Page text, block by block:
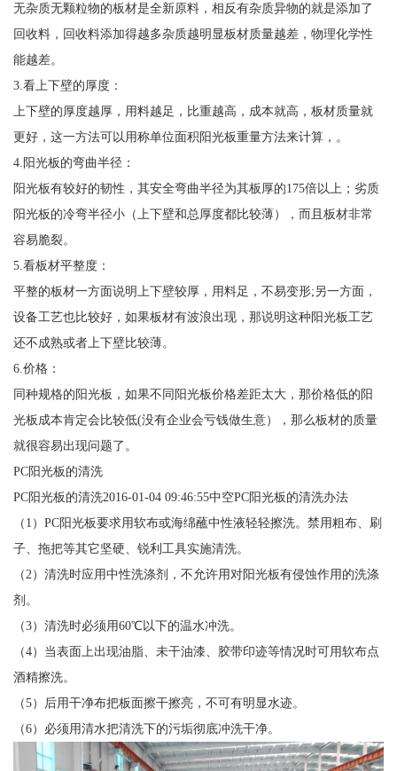
无杂质无颗粒物的板材是全新原料，相反有杂质异物的就是添加了
回收料，回收料添加得越多杂质越明显板材质量越差，物理化学性
能越差。
3.看上下壁的厚度：
上下壁的厚度越厚，用料越足，比重越高，成本就高，板材质量就
更好，这一方法可以用称单位面积阳光板重量方法来计算，。
4.阳光板的弯曲半径：
阳光板有较好的韧性，其安全弯曲半径为其板厚的175倍以上；劣质
阳光板的冷弯半径小（上下壁和总厚度都比较薄），而且板材非常
容易脆裂。
5.看板材平整度：
平整的板材一方面说明上下壁较厚，用料足，不易变形;另一方面，
设备工艺也比较好，如果板材有波浪出现，那说明这种阳光板工艺
还不成熟或者上下壁比较薄。
6.价格：
同种规格的阳光板，如果不同阳光板价格差距太大，那价格低的阳
光板成本肯定会比较低(没有企业会亏钱做生意），那么板材的质量
就很容易出现问题了。
PC阳光板的清洗
PC阳光板的清洗2016-01-04 09:46:55中空PC阳光板的清洗办法
（1）PC阳光板要求用软布或海绵蘸中性液轻轻擦洗。禁用粗布、刷
子、拖把等其它坚硬、锐利工具实施清洗。
（2）清洗时应用中性洗涤剂，不允许用对阳光板有侵蚀作用的洗涤
剂。
（3）清洗时必须用60℃以下的温水冲洗。
（4）当表面上出现油脂、未干油漆、胶带印迹等情况时可用软布点
酒精擦洗。
（5）后用干净布把板面擦干擦亮，不可有明显水迹。
（6）必须用清水把清洗下的污垢彻底冲洗干净。